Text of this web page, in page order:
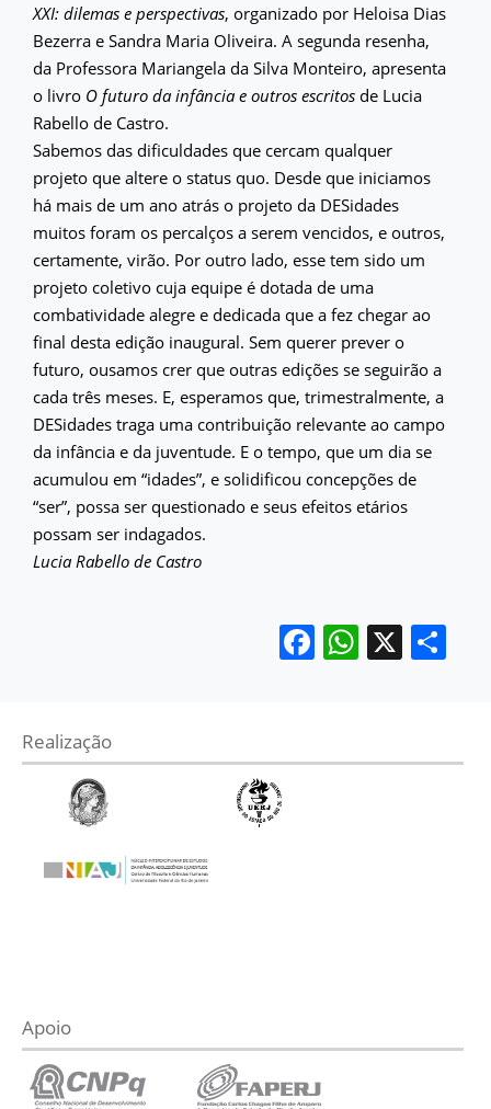
XXI: dilemas e perspectivas, organizado por Heloisa Dias
Bezerra e Sandra Maria Oliveira. A segunda resenha,
da Professora Mariangela da Silva Monteiro, apresenta
o livro O futuro da infância e outros escritos de Lucia
Rabello de Castro.
Sabemos das dificuldades que cercam qualquer
projeto que altere o status quo. Desde que iniciamos
há mais de um ano atrás o projeto da DESidades
muitos foram os percalços a serem vencidos, e outros,
certamente, virão. Por outro lado, esse tem sido um
projeto coletivo cuja equipe é dotada de uma
combatividade alegre e dedicada que a fez chegar ao
final desta edição inaugural. Sem querer prever o
futuro, ousamos crer que outras edições se seguirão a
cada três meses. E, esperamos que, trimestralmente, a
DESidades traga uma contribuição relevante ao campo
da infância e da juventude. E o tempo, que um dia se
acumulou em “idades”, e solidificou concepções de
“ser”, possa ser questionado e seus efeitos etários
possam ser indagados.
Lucia Rabello de Castro
Facebook
X
Realização
Apoio